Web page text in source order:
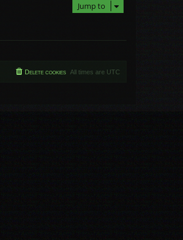
Jump to
All times are UTC
Delete cookies